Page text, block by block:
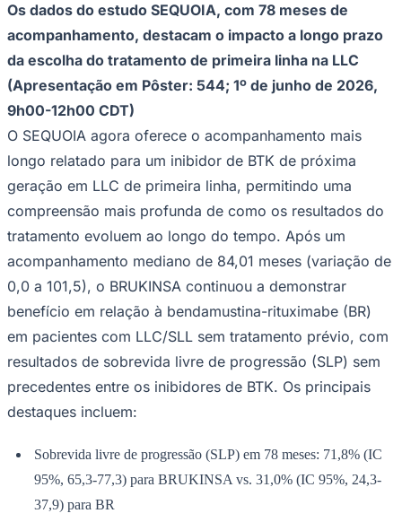
Sul-Americana
Copa América
Champions League
Premier League
Bundesliga
Mundial 2026
Times - Ir direto
Os dados do estudo SEQUOIA, com 78 meses de
acompanhamento, destacam o impacto a longo prazo
da escolha do tratamento de primeira linha na LLC
(Apresentação em Pôster: 544; 1º de junho de 2026,
9h00-12h00 CDT)
O SEQUOIA agora oferece o acompanhamento mais
longo relatado para um inibidor de BTK de próxima
geração em LLC de primeira linha, permitindo uma
compreensão mais profunda de como os resultados do
tratamento evoluem ao longo do tempo. Após um
acompanhamento mediano de 84,01 meses (variação de
0,0 a 101,5), o BRUKINSA continuou a demonstrar
benefício em relação à bendamustina-rituximabe (BR)
em pacientes com LLC/SLL sem tratamento prévio, com
resultados de sobrevida livre de progressão (SLP) sem
precedentes entre os inibidores de BTK. Os principais
destaques incluem:
Sobrevida livre de progressão (SLP) em 78 meses: 71,8% (IC
95%, 65,3-77,3) para BRUKINSA vs. 31,0% (IC 95%, 24,3-
37,9) para BR